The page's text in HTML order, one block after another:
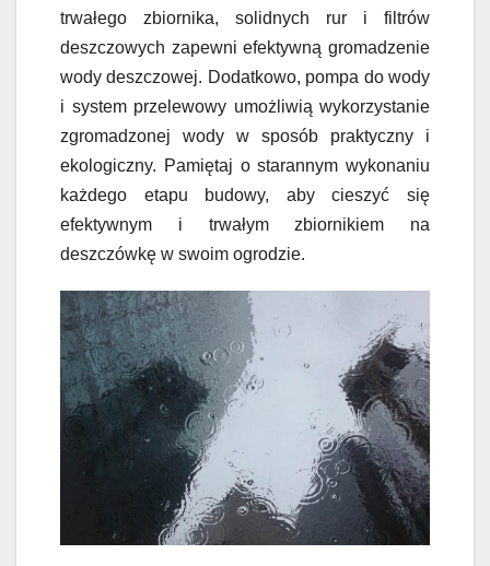
trwałego zbiornika, solidnych rur i filtrów
deszczowych zapewni efektywną gromadzenie
wody deszczowej. Dodatkowo, pompa do wody
i system przelewowy umożliwią wykorzystanie
zgromadzonej wody w sposób praktyczny i
ekologiczny. Pamiętaj o starannym wykonaniu
każdego etapu budowy, aby cieszyć się
efektywnym i trwałym zbiornikiem na
deszczówkę w swoim ogrodzie.